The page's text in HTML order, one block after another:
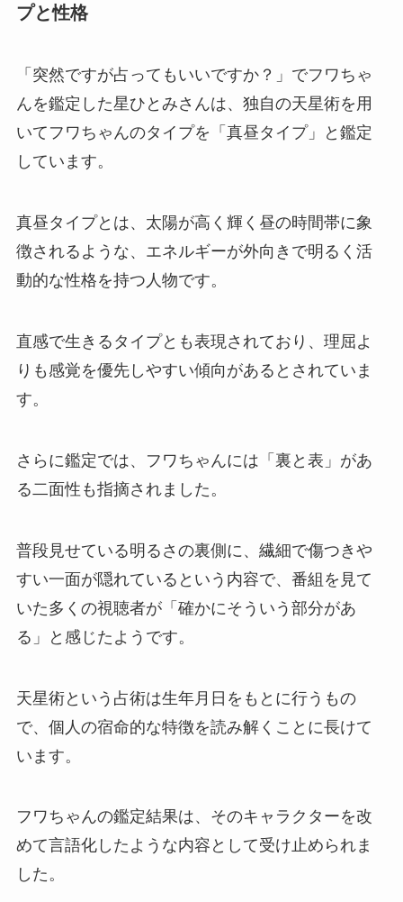
プと性格
「突然ですが占ってもいいですか？」でフワちゃ
んを鑑定した星ひとみさんは、独自の天星術を用
いてフワちゃんのタイプを「真昼タイプ」と鑑定
しています。
真昼タイプとは、太陽が高く輝く昼の時間帯に象
徴されるような、エネルギーが外向きで明るく活
動的な性格を持つ人物です。
直感で生きるタイプとも表現されており、理屈よ
りも感覚を優先しやすい傾向があるとされていま
す。
さらに鑑定では、フワちゃんには「裏と表」があ
る二面性も指摘されました。
普段見せている明るさの裏側に、繊細で傷つきや
すい一面が隠れているという内容で、番組を見て
いた多くの視聴者が「確かにそういう部分があ
る」と感じたようです。
天星術という占術は生年月日をもとに行うもの
で、個人の宿命的な特徴を読み解くことに長けて
います。
フワちゃんの鑑定結果は、そのキャラクターを改
めて言語化したような内容として受け止められま
した。